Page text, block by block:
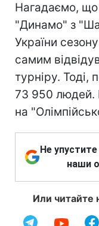
Нагадаємо, що
"Динамо" з
України
самим
турніру. Тоді,
73 950 людей.
на
Не
наши
Или читайте